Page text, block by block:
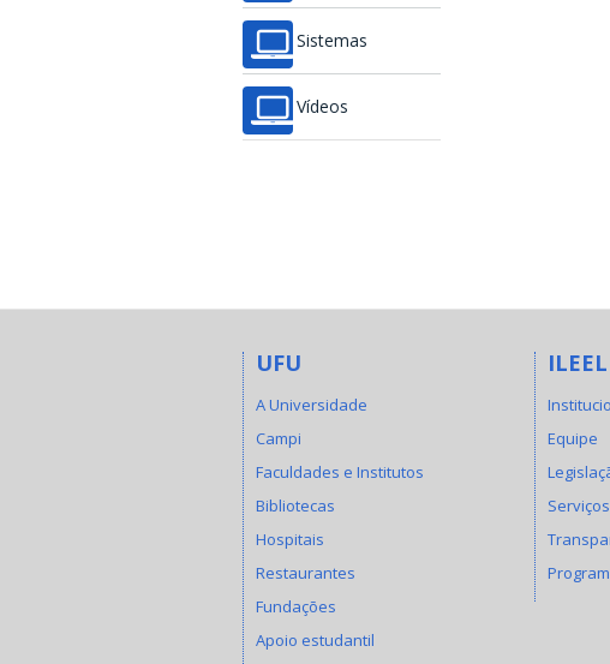
Sistemas
Vídeos
UFU
A Universidade
Campi
Faculdades e Institutos
Bibliotecas
Hospitais
Restaurantes
Fundações
Apoio estudantil
ILEEL
Equipe
Serviços